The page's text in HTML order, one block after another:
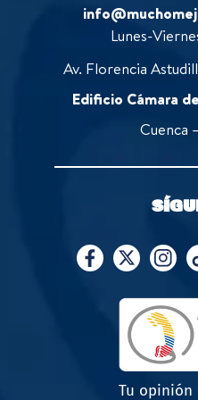
Lunes-
Av. Florencia
Edificio Cámara
Cuenca
Tu